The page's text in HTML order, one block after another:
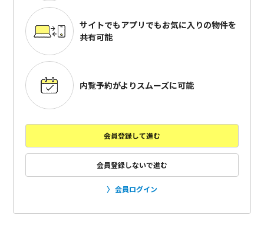
サイトでもアプリでもお気に入りの物件を
共有可能
内覧予約がよりスムーズに可能
会員登録して進む
会員登録しないで進む
会員ログイン